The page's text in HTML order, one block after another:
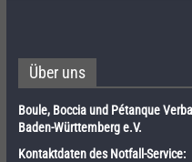
Über uns
Boule, Boccia und Pétanque
Baden-Württemberg e.V.
Kontaktdaten des Notfall-Service: